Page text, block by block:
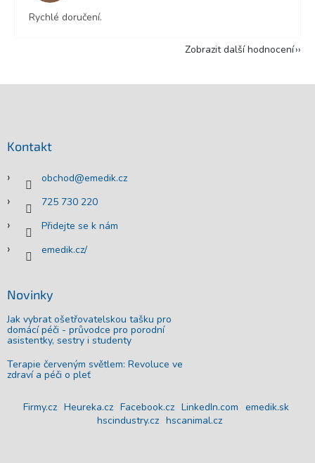
Rychlé doručení.
Zobrazit další hodnocení
Kontakt
obchod@emedik.cz
725 730 220
Přidejte se k nám
emedik.cz/
Novinky
Jak vybrat ošetřovatelskou tašku pro
domácí péči - průvodce pro porodní
asistentky, sestry i studenty
Terapie červeným světlem: Revoluce ve
zdraví a péči o pleť
Firmy.cz Heureka.cz Facebook.cz LinkedIn.com emedik.sk
hscindustry.cz hscanimal.cz